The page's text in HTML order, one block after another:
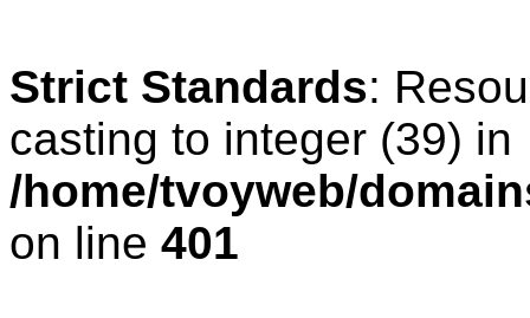
Strict Standards:
casting to integer (39) in
/home/tvoyweb/
on line 401